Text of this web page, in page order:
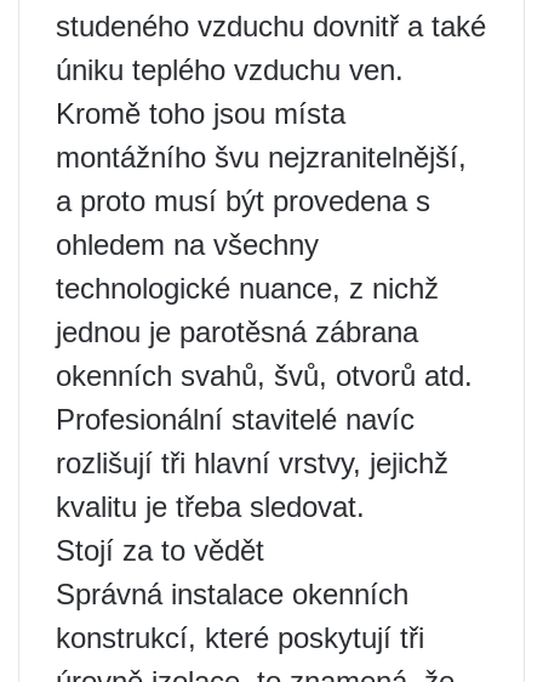
studeného vzduchu dovnitř a také
úniku teplého vzduchu ven.
Kromě toho jsou místa
montážního švu nejzranitelnější,
a proto musí být provedena s
ohledem na všechny
technologické nuance, z nichž
jednou je parotěsná zábrana
okenních svahů, švů, otvorů atd.
Profesionální stavitelé navíc
rozlišují tři hlavní vrstvy, jejichž
kvalitu je třeba sledovat.
Stojí za to vědět
Správná instalace okenních
konstrukcí, které poskytují tři